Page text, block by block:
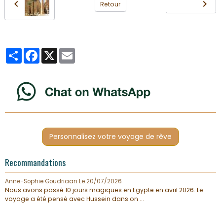
Retour
PartagerFacebook
X
Personnalisez votre voyage de rêve
Recommandations
Anne-Sophie Goudriaan Le 20/07/2026
Nous avons passé 10 jours magiques en Egypte en avril 2026. Le
voyage a été pensé avec Hussein dans on ...